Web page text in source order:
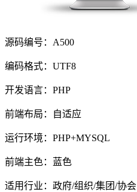
源码编号：A500
编码格式：UTF8
开发语言：PHP
前端布局：自适应
运行环境：PHP+MYSQL
前端主色：蓝色
适用行业：政府/组织/集团/协会